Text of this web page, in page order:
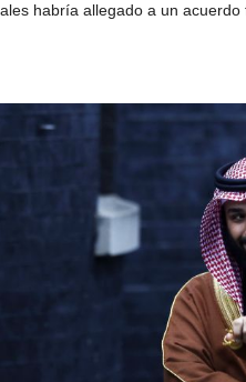
habría allegado a un